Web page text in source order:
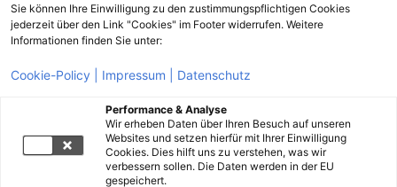
Sie können Ihre Einwilligung zu den zustimmungspflichtigen Cookies
jederzeit über den Link "Cookies" im Footer widerrufen. Weitere
Informationen finden Sie unter:
Cookie-Policy | Impressum | Datenschutz
Performance & Analyse
Wir erheben Daten über Ihren Besuch auf unseren
Websites und setzen hierfür mit Ihrer Einwilligung
Cookies. Dies hilft uns zu verstehen, was wir
verbessern sollen. Die Daten werden in der EU
gespeichert.